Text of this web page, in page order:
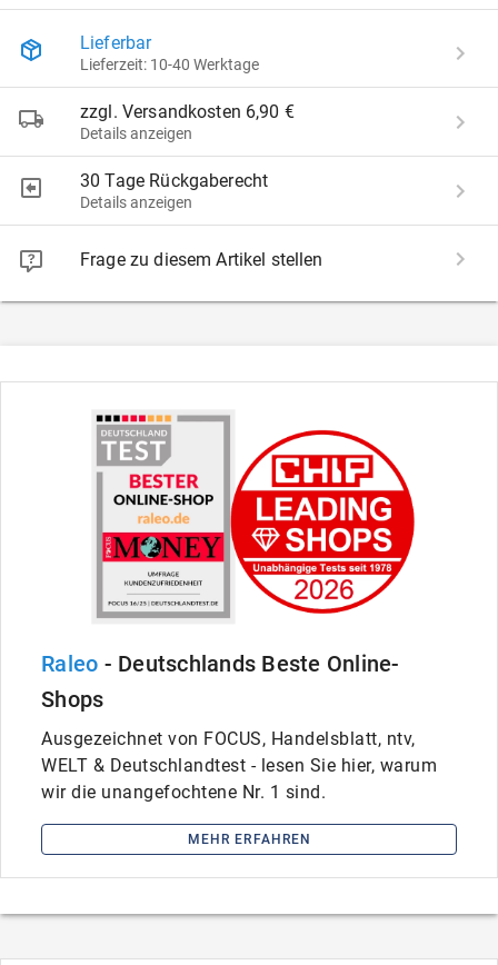
Lieferbar
Lieferzeit: 10-40 Werktage
zzgl. Versandkosten 6,90 €
Details anzeigen
30 Tage Rückgaberecht
Details anzeigen
Frage zu diesem Artikel stellen
Raleo - Deutschlands Beste Online-
Shops
Ausgezeichnet von FOCUS, Handelsblatt, ntv,
WELT & Deutschlandtest - lesen Sie hier, warum
wir die unangefochtene Nr. 1 sind.
MEHR ERFAHREN